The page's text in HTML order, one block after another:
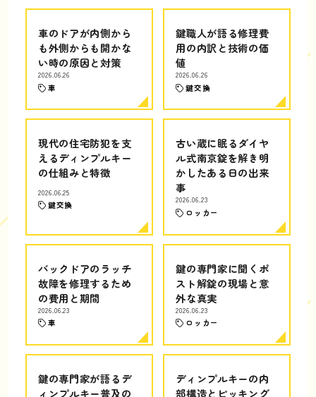
車のドアが内側から
も外側からも開かな
い時の原因と対策
2026.06.26
車
鍵職人が語る修理費
用の内訳と技術の価
値
2026.06.26
鍵交換
現代の住宅防犯を支
えるディンプルキー
の仕組みと特徴
2026.06.25
鍵交換
古い蔵に眠るダイヤ
ル式南京錠を解き明
かしたある日の出来
事
2026.06.23
ロッカー
バックドアのラッチ
故障を修理するため
の費用と期間
2026.06.23
車
鍵の専門家に聞くポ
スト解錠の現場と意
外な真実
2026.06.23
ロッカー
鍵の専門家が語るデ
ィンプルキー普及の
ディンプルキーの内
部構造とピッキング